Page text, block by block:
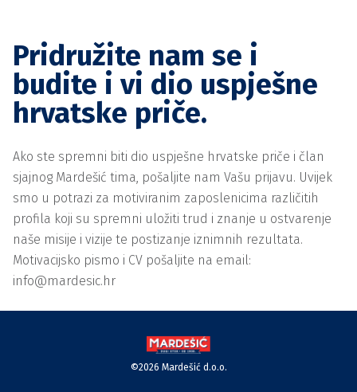
Pridružite nam se i
budite i vi dio uspješne
hrvatske priče.
Ako ste spremni biti dio uspješne hrvatske priče i član
sjajnog Mardešić tima, pošaljite nam Vašu prijavu. Uvijek
smo u potrazi za motiviranim zaposlenicima različitih
profila koji su spremni uložiti trud i znanje u ostvarenje
naše misije i vizije te postizanje iznimnih rezultata.
Motivacijsko pismo i CV pošaljite na email:
info@mardesic.hr
©2026 Mardešić d.o.o.